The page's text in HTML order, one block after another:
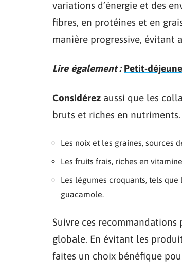
variations d’énergie et des
fibres, en protéines et en
manière progressive, évitant
Lire également : Petit-
Considérez aussi que les
bruts et riches en nutriments.
Les noix et les graines, sources
Les fruits frais, riches en
Les légumes croquants, tels
guacamole.
Suivre ces
globale. En évitant les
faites un choix bénéfique